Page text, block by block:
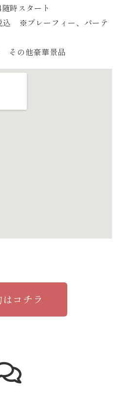
時スタート
込 ※プレーフィー、パーテ
その他豪華景品
はコチラ